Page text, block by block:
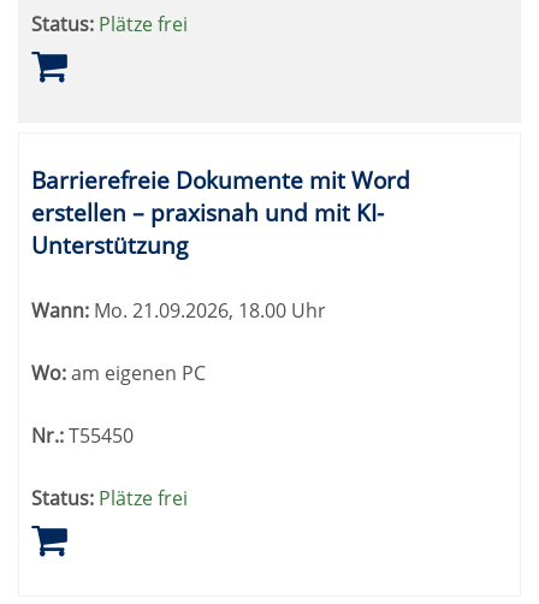
Status: Plätze frei
Barrierefreie Dokumente mit Word
erstellen – praxisnah und mit KI-
Unterstützung
Wann: Mo. 21.09.2026, 18.00 Uhr
Wo:am eigenen PC
Nr.:T55450
Status: Plätze frei